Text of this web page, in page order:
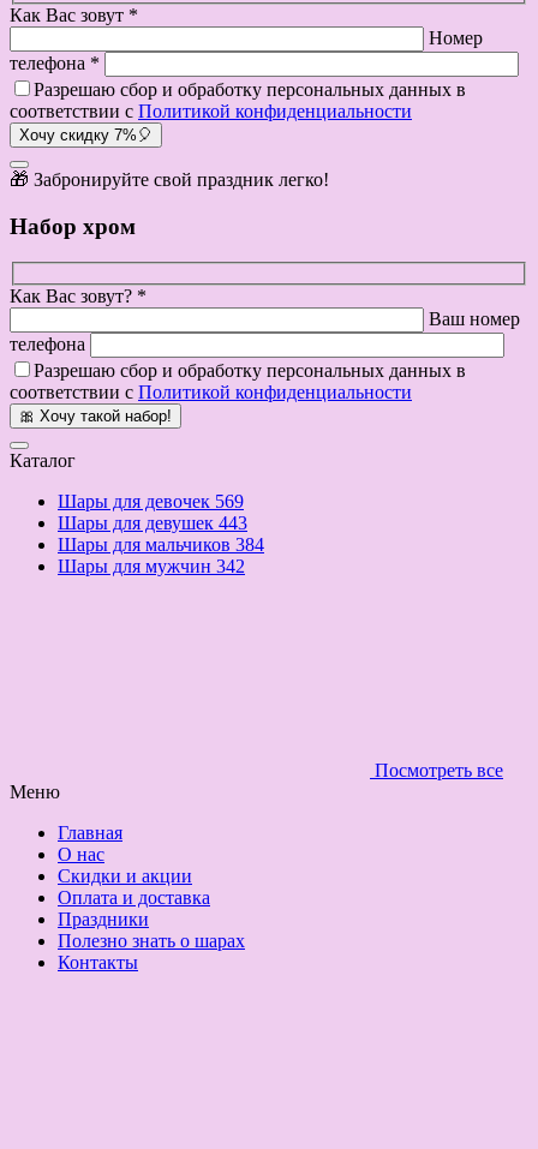
Как Вас зовут *
Номер
телефона *
Разрешаю сбор и обработку персональных данных в
соответствии с Политикой конфиденциальности
Хочу скидку 7%🎈
🎁 Забронируйте свой праздник легко!
Набор хром
Как Вас зовут? *
Ваш номер
телефона
Разрешаю сбор и обработку персональных данных в
соответствии с Политикой конфиденциальности
🎀 Хочу такой набор!
Каталог
Шары для девочек 569
Шары для девушек 443
Шары для мальчиков 384
Шары для мужчин 342
Посмотреть все
Меню
Главная
О нас
Скидки и акции
Оплата и доставка
Праздники
Полезно знать о шарах
Контакты